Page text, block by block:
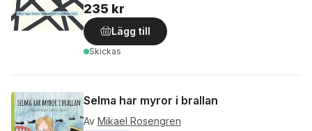
235 kr
Lägg till
Skickas
Selma har myror i brallan
Av Mikael Rosengren